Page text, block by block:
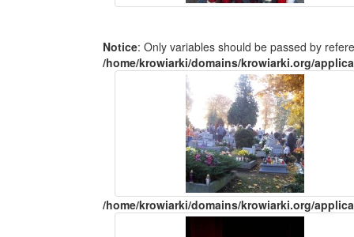
Notice: Only variables should be passed by
/home/krowiarki/domains/krowiarki.org/
/home/krowiarki/domains/krowiarki.org/